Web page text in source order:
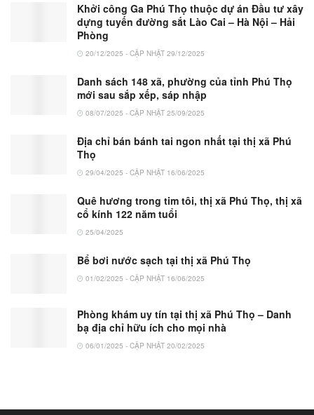
Khởi công Ga Phú Thọ thuộc dự án Đầu tư xây
dựng tuyến đường sắt Lào Cai – Hà Nội – Hải
Phòng
20/12/2025 - CẬP NHẬT 29/12/2025
Danh sách 148 xã, phường của tỉnh Phú Thọ
mới sau sắp xếp, sáp nhập
08/07/2025 - CẬP NHẬT 25/09/2025
Địa chỉ bán bánh tai ngon nhất tại thị xã Phú
Thọ
29/04/2025 - CẬP NHẬT 16/06/2025
Quê hương trong tim tôi, thị xã Phú Thọ, thị xã
cổ kính 122 năm tuổi
25/04/2025
Bể bơi nước sạch tại thị xã Phú Thọ
01/02/2025 - CẬP NHẬT 16/06/2025
Phòng khám uy tín tại thị xã Phú Thọ – Danh
bạ địa chỉ hữu ích cho mọi nhà
06/01/2025 - CẬP NHẬT 20/02/2025